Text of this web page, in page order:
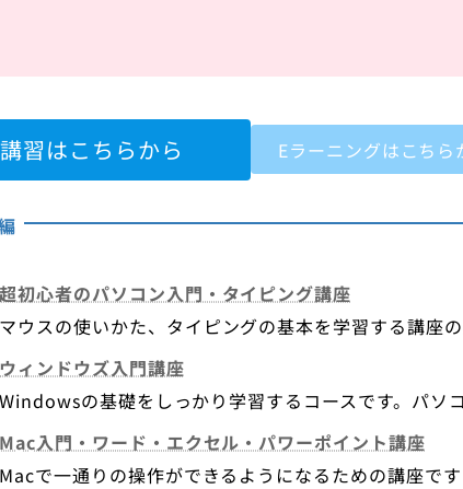
習はこちらから Eラーニングはこちら
超初心者のパソコン入門・タイピング講座
マウスの使いかた、タイピングの基本を学習する講座の
ウィンドウズ入門講座
Windowsの基礎をしっかり学習するコースです。パソ
Mac入門・ワード・エクセル・パワーポイント講座
Macで一通りの操作ができるようになるための講座です